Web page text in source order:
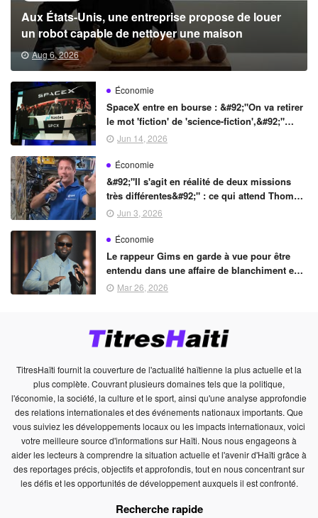
Aux États-Unis, une entreprise propose de louer
un robot capable de nettoyer une maison
Aug 6, 2026
Économie
SpaceX entre en bourse : &#92;"On va retirer
le mot 'fiction' de 'science-fiction',&#92;"
promet Elon Musk
Jun 14, 2026
Économie
&#92;"Il s'agit en réalité de deux missions
très différentes&#92;" : ce qui attend Thomas
Pesquet et Arnaud Prost dans l'espace en
Jun 3, 2026
Économie
Le rappeur Gims en garde à vue pour être
entendu dans une affaire de blanchiment en
bande organisée
Mar 26, 2026
TitresHaïti fournit la couverture de l'actualité haïtienne la plus actuelle et la
plus complète. Couvrant plusieurs domaines tels que la politique,
l'économie, la société, la culture et le sport, ainsi qu'une analyse approfondie
des relations internationales et des événements nationaux importants. Que
vous suiviez les développements locaux ou les impacts internationaux, voici
votre meilleure source d'informations sur Haïti. Nous nous engageons à
aider les lecteurs à comprendre la situation actuelle et l'avenir d'Haïti grâce à
des reportages précis, objectifs et approfondis, tout en nous concentrant sur
les défis et les opportunités de développement auxquels il est confronté.
Recherche rapide